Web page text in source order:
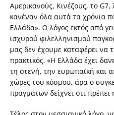
Αμερικανούς, Κινέζους, το G7,
κανέναν όλα αυτά τα χρόνια
Ελλάδα». Ο λόγος εκτός από
ισχυρού φιλελληνισμού
μας δεν έχουμε καταφέρει να
πρακτικός. «Η Ελλάδα έχει
τη στενή, την ευρωπαϊκή και
χώρες του κόσμου, άρα ο
πραγμάτων δείχνει ότι